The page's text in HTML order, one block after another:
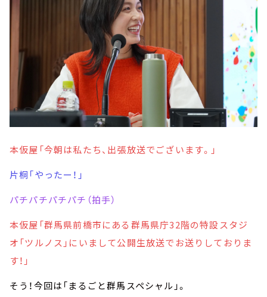
本仮屋「今朝は私たち、出張放送でございます。」
片桐「やったー！」
パチパチパチパチ（拍手）
本仮屋「群馬県前橋市にある群馬県庁32階の特設スタジ
オ「ツルノス」にいまして公開生放送でお送りしておりま
す！」
そう！今回は「まるごと群馬スペシャル」。